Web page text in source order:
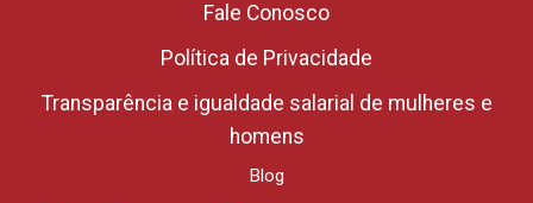
Fale Conosco
Política de Privacidade
Transparência e igualdade salarial de mulheres e
homens
Blog